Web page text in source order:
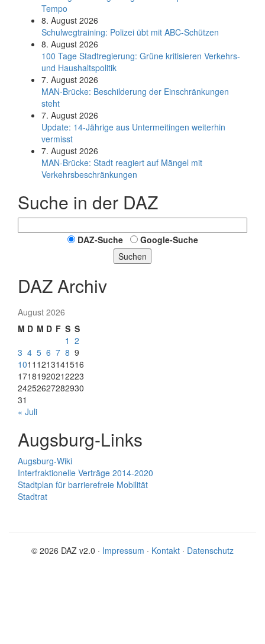
Tempo
8. August 2026
Schul­weg­trai­ning: Poli­zei übt mit ABC-Schüt­zen
8. August 2026
100 Tage Stadtregierung: Grüne kritisieren Verkehrs-
und Haushaltspolitik
7. August 2026
MAN-Brücke: Beschilderung der Einschränkungen
steht
7. August 2026
Update: 14-Jährige aus Untermeitingen weiterhin
vermisst
7. August 2026
MAN-Brücke: Stadt reagiert auf Mängel mit
Verkehrsbeschränkungen
Suche in der DAZ
DAZ-Suche
Google-Suche
Suchen
DAZ Archiv
August 2026
M D M D F S S
1 2
3 4 5 6 7 8 9
1011 1213141516
17181920212223
24252627282930
31
« Juli
Augsburg-Links
Augsburg-Wiki
Interfraktionelle Verträge 2014-2020
Stadtplan für barrierefreie Mobilität
Stadtrat
© 2026 DAZ v2.0 · Impressum · Kontakt · Datenschutz